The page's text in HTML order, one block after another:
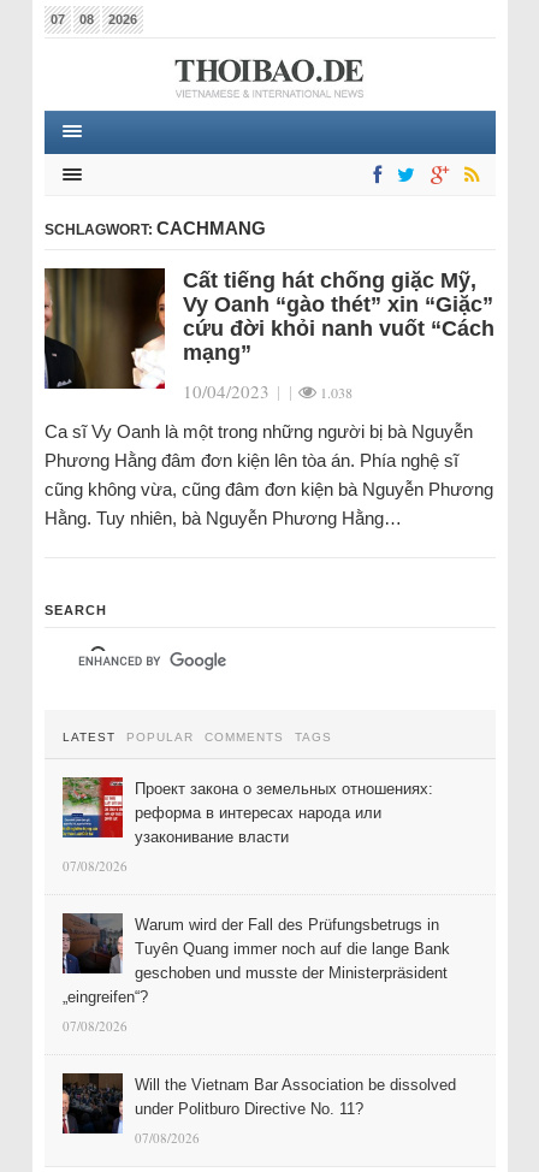
07 08 2026
SCHLAGWORT: CACHMANG
Cất tiếng hát chống giặc Mỹ,
Vy Oanh “gào thét” xin “Giặc”
cứu đời khỏi nanh vuốt “Cách
mạng”
10/04/2023 | | 1.038
Ca sĩ Vy Oanh là một trong những người bị bà Nguyễn
Phương Hằng đâm đơn kiện lên tòa án. Phía nghệ sĩ
cũng không vừa, cũng đâm đơn kiện bà Nguyễn Phương
Hằng. Tuy nhiên, bà Nguyễn Phương Hằng…
SEARCH
LATEST POPULAR COMMENTS TAGS
Проект закона о земельных отношениях:
реформа в интересах народа или
узаконивание власти
07/08/2026
Warum wird der Fall des Prüfungsbetrugs in
Tuyên Quang immer noch auf die lange Bank
geschoben und musste der Ministerpräsident
„eingreifen“?
07/08/2026
Will the Vietnam Bar Association be dissolved
under Politburo Directive No. 11?
07/08/2026